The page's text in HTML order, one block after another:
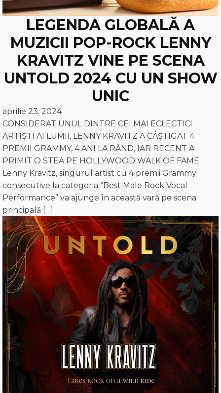
LEGENDA GLOBALĂ A
MUZICII POP-ROCK LENNY
KRAVITZ VINE PE SCENA
UNTOLD 2024 CU UN SHOW
UNIC
aprilie 23, 2024
CONSIDERAT UNUL DINTRE CEI MAI ECLECTICI
ARTIȘTI AI LUMII, LENNY KRAVITZ A CÂȘTIGAT 4
PREMII GRAMMY, 4 ANI LA RÂND, IAR RECENT A
PRIMIT O STEA PE HOLLYWOOD WALK OF FAME
Lenny Kravitz, singurul artist cu 4 premii Grammy
consecutive la categoria “Best Male Rock Vocal
Performance” va ajunge în această vară pe scena
principală […]